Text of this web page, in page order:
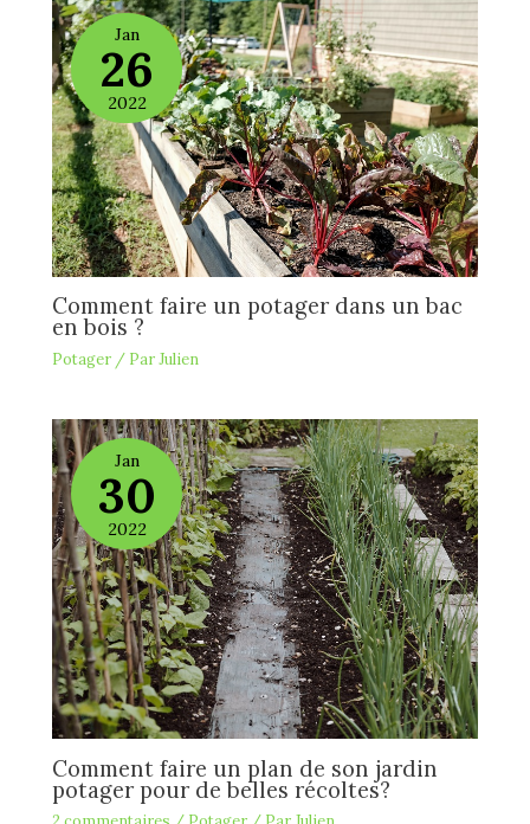
Jan
26
2022
Comment faire un potager dans un bac
en bois ?
Potager/ ParJulien
Jan
30
2022
Comment faire un plan de son jardin
potager pour de belles récoltes?